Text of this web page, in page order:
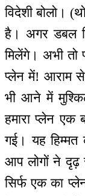
विदेशी बोलो।
है। अगर डबल
मिलेंगे। अभी तो
प्लेन में! आराम
भी आने में
हमारा प्लेन एक
गई। यह हिम्मत
आप लोगों ने दृढ़
सिर्फ एक का